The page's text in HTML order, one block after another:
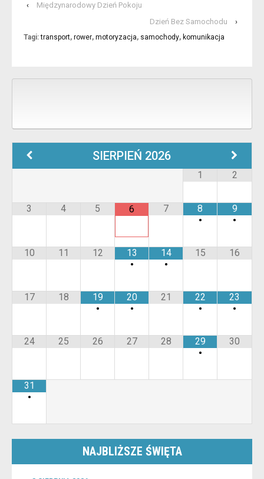
‹
Międzynarodowy Dzień Pokoju
Dzień Bez Samochodu
›
Tagi:transport, rower, motoryzacja, samochody, komunikacja
SIERPIEŃ 2026
1 2
3 4 5 6 7
8
•
9
•
10 11 12
13
•
14
•
15 16
17 18
19
•
20
•
21
22
•
23
•
24 25 26 27 28
29
•
30
31
•
NAJBLIŻSZE ŚWIĘTA